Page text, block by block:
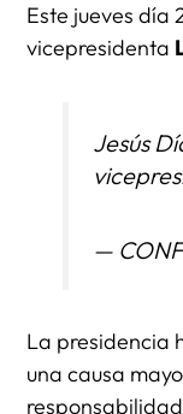
Este jueves día
vicepresidenta
Jesús
—
La presidencia
una causa